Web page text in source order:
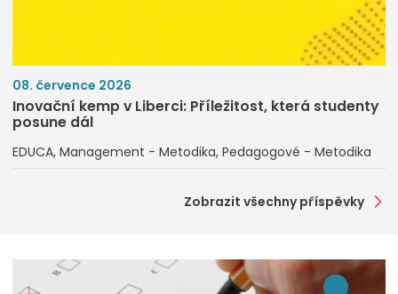
08. července 2026
Inovační kemp v Liberci: Příležitost, která studenty
posune dál
EDUCA Management - Metodika Pedagogové - Metodika
Zobrazit všechny příspěvky